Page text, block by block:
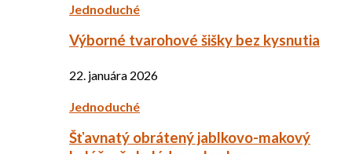
Jednoduché
Výborné tvarohové šišky bez kysnutia
22. januára 2026
Jednoduché
Šťavnatý obrátený jablkovo-makový